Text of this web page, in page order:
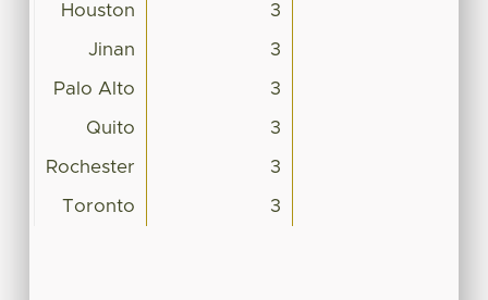
Houston 3
Jinan 3
Palo Alto 3
Quito 3
Rochester 3
Toronto 3